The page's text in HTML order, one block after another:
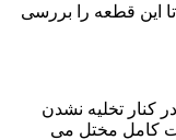
این قطعه را بررسی
کنار تخلیه نشدن
کامل مختل می